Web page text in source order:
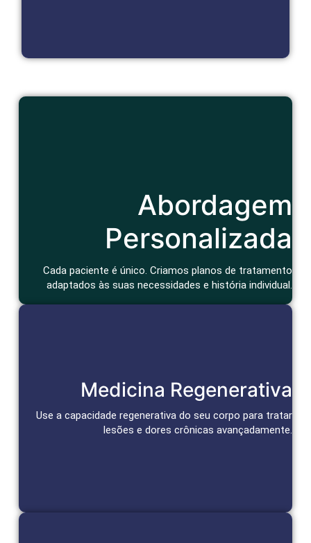
Abordagem
Personalizada
Cada paciente é único. Criamos planos de tratamento
adaptados às suas necessidades e história individual.
Consulta atenciosa e um tratamento que considera seu
contexto de vida e bem-estar geral.
Agendar Consulta
Medicina Regenerativa
Use a capacidade regenerativa do seu corpo para tratar
lesões e dores crônicas avançadamente.
Reparação e Alívio Duradouro
Células-tronco e bioativos reparam tecidos, aceleram a cura
e promovem alívio duradouro da dor.
Agendar Consulta